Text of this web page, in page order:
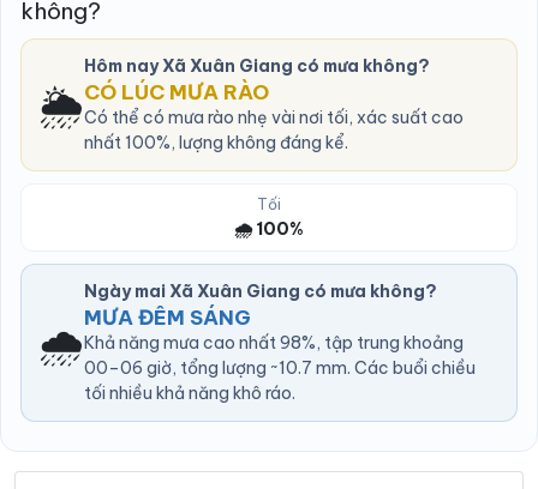
không?
🌦️
Hôm nay Xã Xuân Giang có mưa không?
CÓ LÚC MƯA RÀO
Có thể có mưa rào nhẹ vài nơi tối, xác suất cao
nhất 100%, lượng không đáng kể.
Tối
🌧️ 100%
🌧️
Ngày mai Xã Xuân Giang có mưa không?
MƯA ĐÊM SÁNG
Khả năng mưa cao nhất 98%, tập trung khoảng
00–06 giờ, tổng lượng ~10.7 mm. Các buổi chiều
tối nhiều khả năng khô ráo.